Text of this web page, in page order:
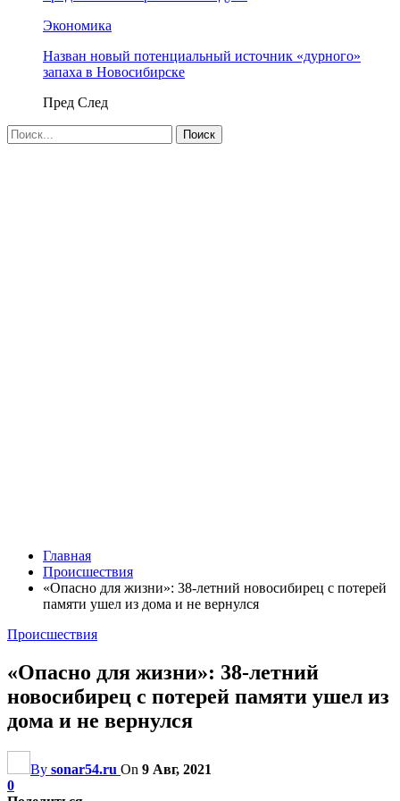
Экономика
Назван новый потенциальный источник «дурного»
запаха в Новосибирске
Пред След
Главная
Происшествия
«Опасно для жизни»: 38-летний новосибирец с потерей
памяти ушел из дома и не вернулся
Происшествия
«Опасно для жизни»: 38-летний
новосибирец с потерей памяти ушел из
дома и не вернулся
By sonar54.ru On 9 Авг, 2021
0